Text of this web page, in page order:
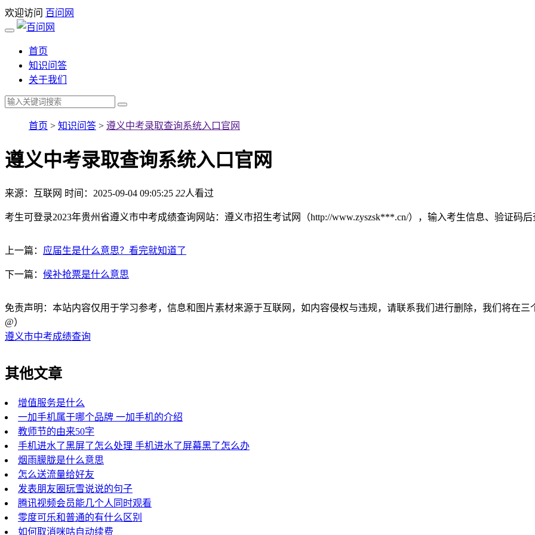
欢迎访问 百问网
首页
知识问答
关于我们
首页 > 知识问答 > 遵义中考录取查询系统入口官网
遵义中考录取查询系统入口官网
来源：互联网 时间：2025-09-04 09:05:25 22人看过
考生可登录2023年贵州省遵义市中考成绩查询网站：遵义市招生考试网（http://www.zyszsk***.cn/），输入考生信息、验证码后
上一篇： 应届生是什么意思？看完就知道了
下一篇： 候补抢票是什么意思
免责声明：本站内容仅用于学习参考，信息和图片素材来源于互联网，如内容侵权与违规，请联系我们进行删除，我们将在三
@）
遵义市中考成绩查询
其他文章
增值服务是什么
一加手机属于哪个品牌 一加手机的介绍
教师节的由来50字
手机进水了黑屏了怎么处理 手机进水了屏幕黑了怎么办
烟雨朦胧是什么意思
怎么送流量给好友
发表朋友圈玩雪说说的句子
腾讯视频会员能几个人同时观看
零度可乐和普通的有什么区别
如何取消咪咕自动续费